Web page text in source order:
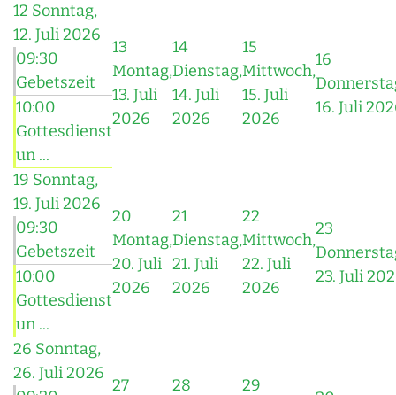
12 Sonntag,
12. Juli 2026
09:30
Gebetszeit
10:00
Gottesdienst
un ...
13
Montag,
13. Juli
2026
14
Dienstag,
14. Juli
2026
15
Mittwoch,
15. Juli
2026
16
16. Juli
19 Sonntag,
19. Juli 2026
09:30
Gebetszeit
10:00
Gottesdienst
un ...
20
Montag,
20. Juli
2026
21
Dienstag,
21. Juli
2026
22
Mittwoch,
22. Juli
2026
23
23. Juli
26 Sonntag,
26. Juli 2026
27 28 29